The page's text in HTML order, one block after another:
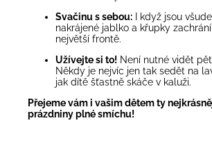
Svačinu s sebou: I když jsou
nakrájené jablko a křupky
největší frontě.
Užívejte si to! Není nutné vidět
Někdy je nejvíc jen tak sedět na
jak dítě šťastně skáče v kaluži.
Přejeme vám i vašim dětem ty
prázdniny plné smíchu!